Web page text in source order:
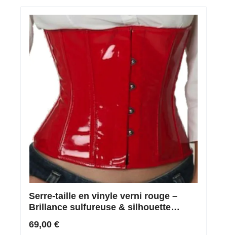
Serre-taille en vinyle verni rouge –
Brillance sulfureuse & silhouette
69,00 €